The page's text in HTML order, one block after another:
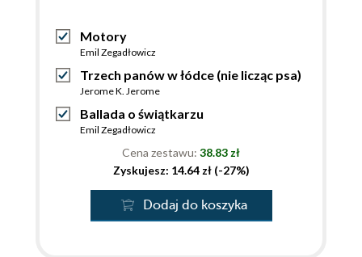
Motory
Emil Zegadłowicz
Trzech panów w łódce (nie licząc psa)
Jerome K. Jerome
Ballada o świątkarzu
Emil Zegadłowicz
Cena zestawu: 38.83 zł
Zyskujesz: 14.64 zł (-27%)
Dodaj do koszyka